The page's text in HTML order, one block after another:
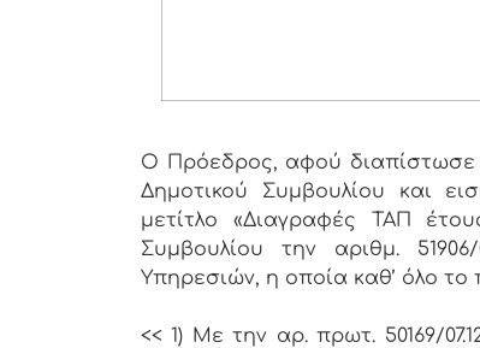
Ο Πρόεδρος, αφού διαπίστωσε
Δημοτικού Συμβουλίου και
μετίτλο «Διαγραφές ΤΑΠ
Συμβουλίου την αριθμ. 51906/
Υπηρεσιών, η οποία καθ’ όλο το
<< 1) Με την αρ. πρωτ. 50169/